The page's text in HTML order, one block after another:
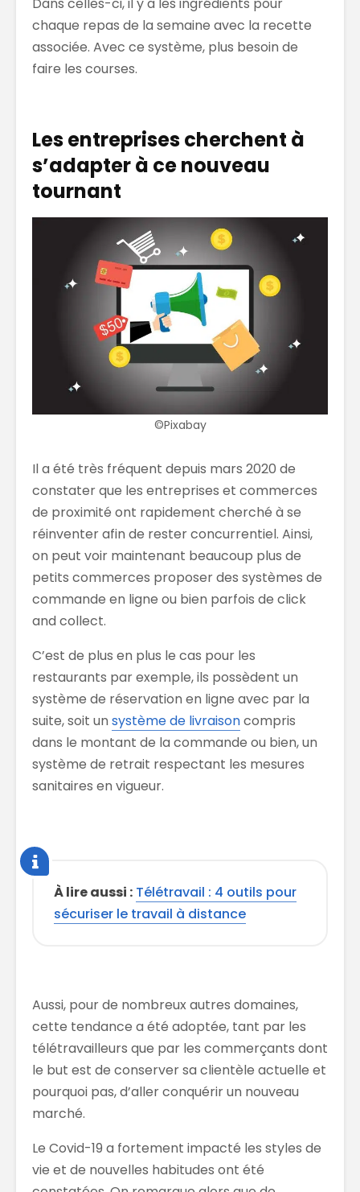
Dans celles-ci, il y a les ingrédients pour
chaque repas de la semaine avec la recette
associée. Avec ce système, plus besoin de
faire les courses.
Les entreprises cherchent à
s’adapter à ce nouveau
tournant
©Pixabay
Il a été très fréquent depuis mars 2020 de
constater que les entreprises et commerces
de proximité ont rapidement cherché à se
réinventer afin de rester concurrentiel. Ainsi,
on peut voir maintenant beaucoup plus de
petits commerces proposer des systèmes de
commande en ligne ou bien parfois de click
and collect.
C’est de plus en plus le cas pour les
restaurants par exemple, ils possèdent un
système de réservation en ligne avec par la
suite, soit un système de livraisoncompris
dans le montant de la commande ou bien, un
système de retrait respectant les mesures
sanitaires en vigueur.
À lire aussi : Télétravail : 4 outils pour
sécuriser le travail à distance
Aussi, pour de nombreux autres domaines,
cette tendance a été adoptée, tant par les
télétravailleurs que par les commerçants dont
le but est de conserver sa clientèle actuelle et
pourquoi pas, d’aller conquérir un nouveau
marché.
Le Covid-19 a fortement impacté les styles de
vie et de nouvelles habitudes ont été